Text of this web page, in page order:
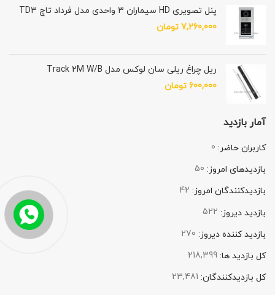
پنل تصویری HD سیماران 3 واحدی مدل فرداد تاچ TD3
7,260,000 تومان
ريل چراغ ریلی سان لوکس مدل Track 2M W/B
600,000 تومان
آمار بازدید
کاربران حاضر: 0
بازدیدهای امروز: 50
بازدیدکنندگان امروز: 42
بازدید دیروز: 522
بازدید کننده دیروز: 270
کل بازدید ها: 218,399
کل بازدیدکنند‌گان: 23,481